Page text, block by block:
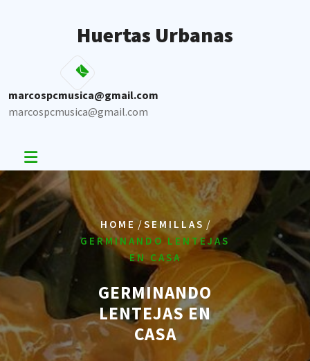
Huertas Urbanas
marcospcmusica@gmail.com
marcospcmusica@gmail.com
HOME/SEMILLAS /
GERMINANDO LENTEJAS
EN CASA
GERMINANDO
LENTEJAS EN
CASA